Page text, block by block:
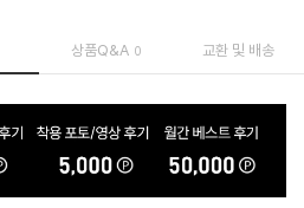
상품Q&A 0 교환 및 배송